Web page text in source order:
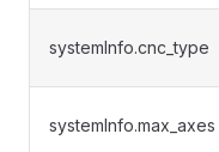
systemInfo.cnc_type
systemInfo.max_axes